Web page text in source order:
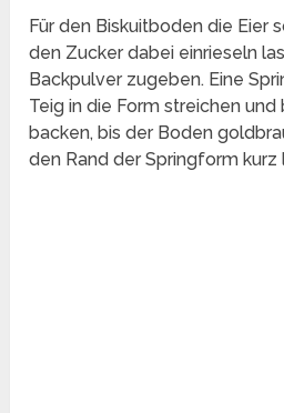
Für den Biskuitboden die Eier
den Zucker dabei einrieseln
Backpulver zugeben. Eine
Teig in die Form streichen und
backen, bis der Boden
den Rand der Springform kurz